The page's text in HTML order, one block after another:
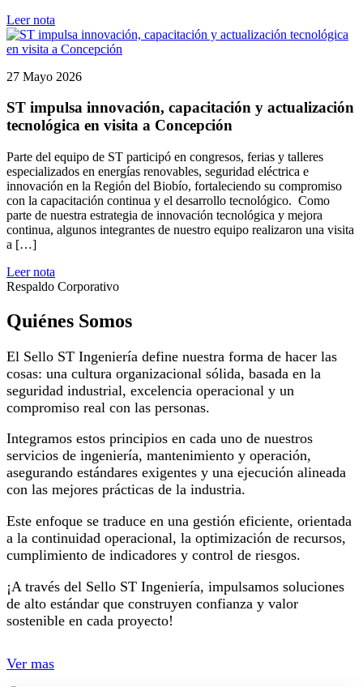
Leer nota
27 Mayo 2026
ST impulsa innovación, capacitación y actualización
tecnológica en visita a Concepción
Parte del equipo de ST participó en congresos, ferias y talleres
especializados en energías renovables, seguridad eléctrica e
innovación en la Región del Biobío, fortaleciendo su compromiso
con la capacitación continua y el desarrollo tecnológico. Como
parte de nuestra estrategia de innovación tecnológica y mejora
continua, algunos integrantes de nuestro equipo realizaron una visita
a […]
Leer nota
Respaldo Corporativo
Quiénes Somos
El Sello ST Ingeniería define nuestra forma de hacer las
cosas: una cultura organizacional sólida, basada en la
seguridad industrial, excelencia operacional y un
compromiso real con las personas.
Integramos estos principios en cada uno de nuestros
servicios de ingeniería, mantenimiento y operación,
asegurando estándares exigentes y una ejecución alineada
con las mejores prácticas de la industria.
Este enfoque se traduce en una gestión eficiente, orientada
a la continuidad operacional, la optimización de recursos,
cumplimiento de indicadores y control de riesgos.
¡A través del Sello ST Ingeniería, impulsamos soluciones
de alto estándar que construyen confianza y valor
sostenible en cada proyecto!
Ver mas